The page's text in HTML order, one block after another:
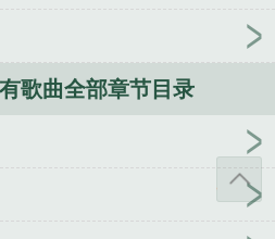
!
战斗吧歌姬百合日常在线
战斗吧歌姬unite 战斗吧歌姬
贴吧 战斗吧歌姬cp
Fighter
妻子被别人调教
我用
大师
身为妹妹的我被变态
歌曲全部章节目录